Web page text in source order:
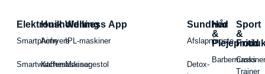
Elektronik
Smartphone
Smartwatches
Husholdning
Airfryers
Kaffemaskiner
Wellness App
IPL-maskiner
Massagestol
Sundhed
Afslapningste
Detox-
Hår
&
Sport
&
Fritid
Cross
Trainer